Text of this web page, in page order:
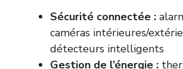
Sécurité connectée :
caméras intérieures/
détecteurs intelligents
Gestion de l’énergie :